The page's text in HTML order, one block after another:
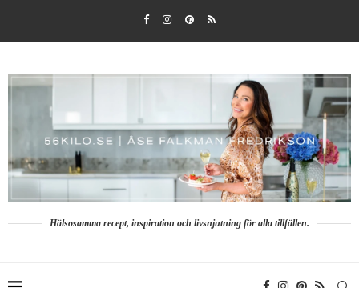
Hälsosamma recept, inspiration och livsnjutning för alla tillfällen.